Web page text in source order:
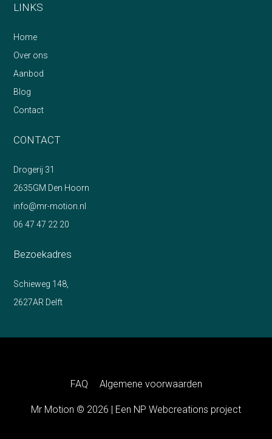
LINKS
Home
Over ons
Aanbod
Blog
Contact
CONTACT
Drogerij 31
2635GM Den Hoorn
info@mr-motion.nl
06 47 47 22 20
Bezoekadres
Schieweg 148,
2627AR Delft
FAQ Algemene voorwaarden
Mr Motion © 2026 | Een NP Webcreations project